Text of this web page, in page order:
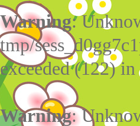
Warning:
tmp/
exceeded (122) in
Warning: